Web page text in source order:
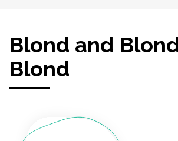
Blond and
Blond